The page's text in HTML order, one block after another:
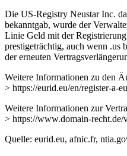
Die US-Registry Neustar Inc.
bekanntgab, wurde der
Linie Geld mit der
prestigeträchtig, auch wenn .us
der erneuten
Weitere Informationen zu den
> https://eurid.eu/en/register-a-
Weitere Informationen zur
> https://www.domain-recht.de/
Quelle: eurid.eu, afnic.fr,